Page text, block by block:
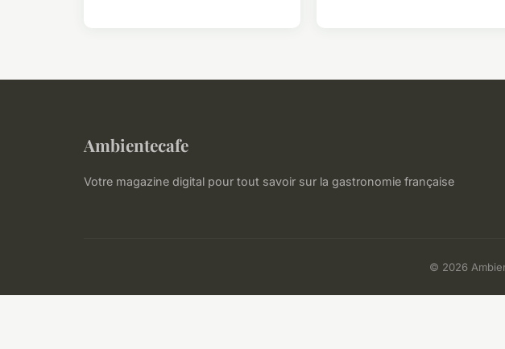
Ambientecafe
Votre magazine digital pour tout savoir sur la gastronomie française
© 2026